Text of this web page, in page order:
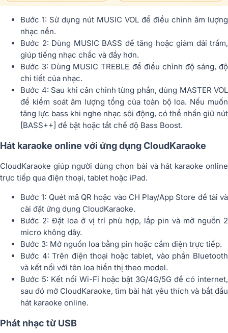
Bước 1: Sử dụng nút MUSIC VOL để điều chỉnh âm lượng
nhạc nền.
Bước 2: Dùng MUSIC BASS để tăng hoặc giảm dải trầm,
giúp tiếng nhạc chắc và đầy hơn.
Bước 3: Dùng MUSIC TREBLE để điều chỉnh độ sáng, độ
chi tiết của nhạc.
Bước 4: Sau khi cân chỉnh từng phần, dùng MASTER VOL
để kiểm soát âm lượng tổng của toàn bộ loa. Nếu muốn
tăng lực bass khi nghe nhạc sôi động, có thể nhấn giữ nút
[BASS++] để bật hoặc tắt chế độ Bass Boost.
Hát karaoke online với ứng dụng CloudKaraoke
CloudKaraoke giúp người dùng chọn bài và hát karaoke online
trực tiếp qua điện thoại, tablet hoặc iPad.
Bước 1: Quét mã QR hoặc vào CH Play/App Store để tải và
cài đặt ứng dụng CloudKaraoke.
Bước 2: Đặt loa ở vị trí phù hợp, lắp pin và mở nguồn 2
micro không dây.
Bước 3: Mở nguồn loa bằng pin hoặc cắm điện trực tiếp.
Bước 4: Trên điện thoại hoặc tablet, vào phần Bluetooth
và kết nối với tên loa hiển thị theo model.
Bước 5: Kết nối Wi-Fi hoặc bật 3G/4G/5G để có internet,
sau đó mở CloudKaraoke, tìm bài hát yêu thích và bắt đầu
hát karaoke online.
Phát nhạc từ USB